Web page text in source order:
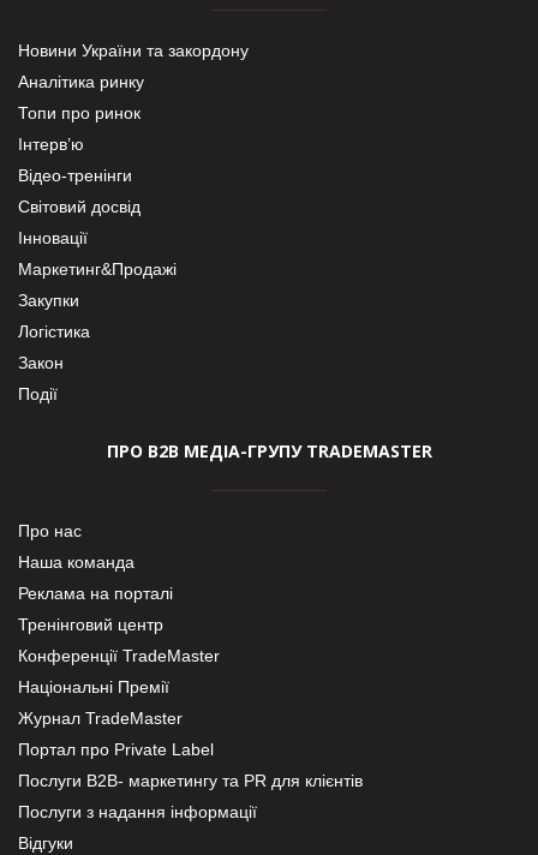
Новини України та закордону
Аналітика ринку
Топи про ринок
Інтерв’ю
Відео-тренінги
Світовий досвід
Інновації
Маркетинг&Продажі
Закупки
Логістика
Закон
Події
ПРО В2В МЕДІА-ГРУПУ TRADEMASTER
Про нас
Наша команда
Реклама на порталі
Тренінговий центр
Конференції TradeMaster
Національні Премії
Журнал TradeMaster
Портал про Private Label
Послуги В2В- маркетингу та PR для клієнтів
Послуги з надання інформації
Відгуки